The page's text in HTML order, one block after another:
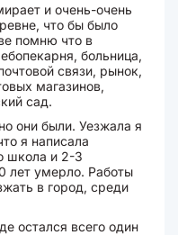
и очень-очень
что бы было
помню что в
больница,
связи, рынок,
магазинов,
сад.
они были. Уезжала я
я написала
школа и 2-3
лет умерло. Работы
в город, среди
остался всего один